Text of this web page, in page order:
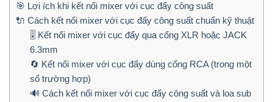
🎯 Lợi ích khi kết nối mixer với cục đẩy công suất
🔌 Cách kết nối mixer với cục đẩy công suất chuẩn kỹ thuật
🎚️ Kết nối mixer với cục đẩy qua cổng XLR hoặc JACK
6.3mm
🔄 Kết nối mixer với cục đẩy dùng cổng RCA (trong một
số trường hợp)
🔊 Cách kết nối mixer với cục đẩy công suất và loa sub